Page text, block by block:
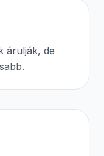
árulják, de